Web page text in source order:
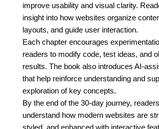
improve usability and visual clarity.
insight into how websites organize
layouts, and guide user interaction.
Each chapter encourages
readers to modify code, test ideas, and
results. The book also introduces AI-
that help reinforce understanding and
exploration of key concepts.
By the end of the 30-day journey,
understand how modern websites are
styled, and enhanced with interactive